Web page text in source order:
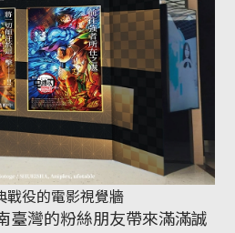
戰役的電影視覺牆
臺灣的粉絲朋友帶來滿滿誠